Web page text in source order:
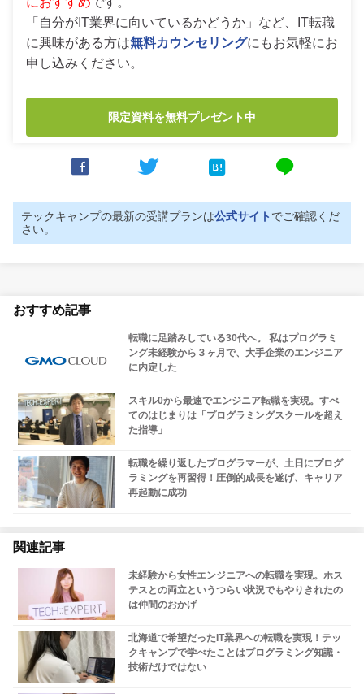
「自分がIT業界に向いているかどうか」など、IT転職
に興味がある方は無料カウンセリングにもお気軽にお
申し込みください。
限定資料を無料プレゼント中
   line
テックキャンプの最新の受講プランは公式サイト でご確認くだ
さい。
おすすめ記事
転職に足踏みしている30代へ。 私はプログラミ
ング未経験から３ヶ月で、大手企業のエンジニア
に内定した
スキル0から最速でエンジニア転職を実現。すべ
てのはじまりは「プログラミングスクールを超え
た指導」
転職を繰り返したプログラマーが、土日にプログ
ラミングを再習得！圧倒的成長を遂げ、キャリア
再起動に成功
関連記事
未経験から女性エンジニアへの転職を実現。ホス
テスとの両立というつらい状況でもやりきれたの
は仲間のおかげ
北海道で希望だったIT業界への転職を実現！テッ
クキャンプで学べたことはプログラミング知識・
技術だけではない